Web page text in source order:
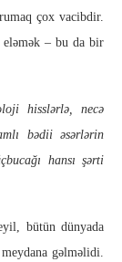
çox vacibdir.
eləmək – bu da bir
hisslərlə, necə
bədii əsərlərin
hansı şərti
bütün dünyada
gəlməlidi.